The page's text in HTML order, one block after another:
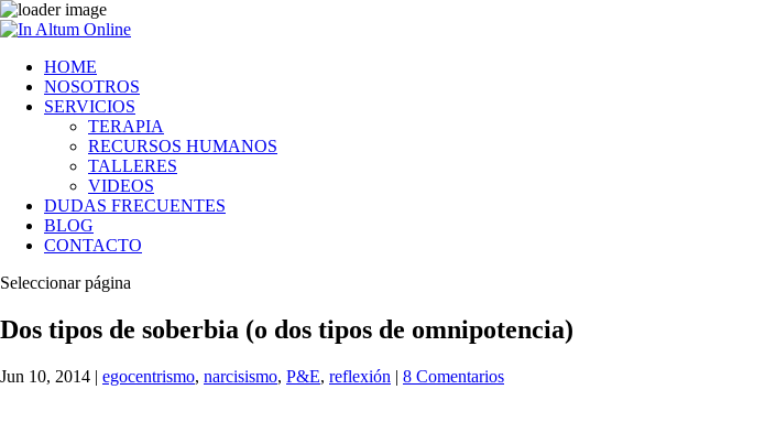
HOME
NOSOTROS
SERVICIOS
TERAPIA
RECURSOS HUMANOS
TALLERES
VIDEOS
DUDAS FRECUENTES
BLOG
CONTACTO
Seleccionar página
Dos tipos de soberbia (o dos tipos de omnipotencia)
Jun 10, 2014 | egocentrismo, narcisismo, P&E, reflexión | 8 Comentarios